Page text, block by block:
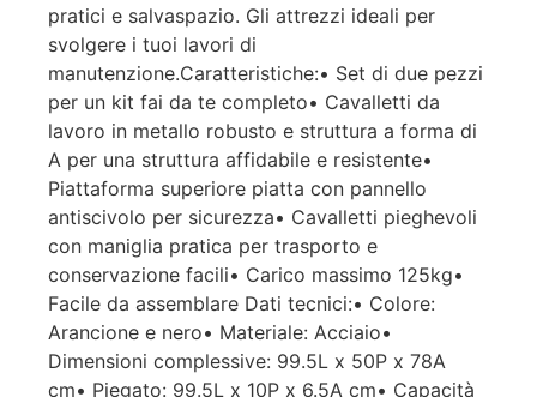
pratici e salvaspazio. Gli attrezzi ideali per
svolgere i tuoi lavori di
manutenzione.Caratteristiche:• Set di due pezzi
per un kit fai da te completo• Cavalletti da
lavoro in metallo robusto e struttura a forma di
A per una struttura affidabile e resistente•
Piattaforma superiore piatta con pannello
antiscivolo per sicurezza• Cavalletti pieghevoli
con maniglia pratica per trasporto e
conservazione facili• Carico massimo 125kg•
Facile da assemblare Dati tecnici:• Colore:
Arancione e nero• Materiale: Acciaio•
Dimensioni complessive: 99.5L x 50P x 78A
cm• Piegato: 99.5L x 10P x 6.5A cm• Capacità